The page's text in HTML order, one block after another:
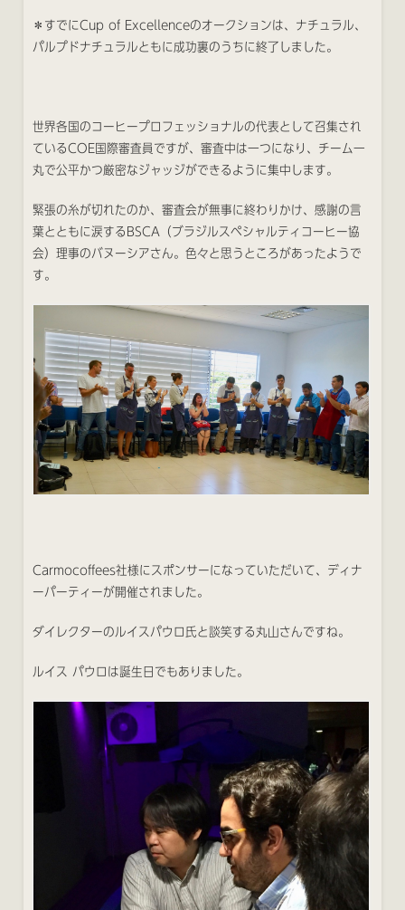
＊すでにCup of Excellenceのオークションは、ナチュラル、
パルプドナチュラルともに成功裏のうちに終了しました。
世界各国のコーヒープロフェッショナルの代表として召集され
ているCOE国際審査員ですが、審査中は一つになり、チーム一
丸で公平かつ厳密なジャッジができるように集中します。
緊張の糸が切れたのか、審査会が無事に終わりかけ、感謝の言
葉とともに涙するBSCA（ブラジルスペシャルティコーヒー協
会）理事のバヌーシアさん。色々と思うところがあったようで
す。
Carmocoffees社様にスポンサーになっていただいて、ディナ
ーパーティーが開催されました。
ダイレクターのルイスパウロ氏と談笑する丸山さんですね。
ルイス パウロは誕生日でもありました。